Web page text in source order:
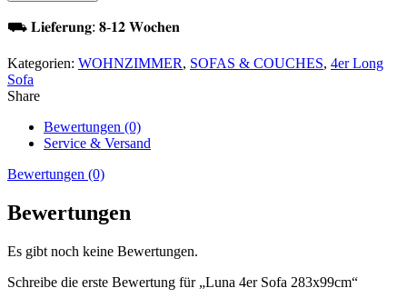
⛟ 𝐋𝐢𝐞𝐟𝐞𝐫𝐮𝐧𝐠: 𝟖-𝟏𝟐 𝐖𝐨𝐜𝐡𝐞𝐧
Kategorien: WOHNZIMMER, SOFAS & COUCHES, 4er Long
Sofa
Share
Bewertungen (0)
Service & Versand
Bewertungen (0)
Bewertungen
Es gibt noch keine Bewertungen.
Schreibe die erste Bewertung für „Luna 4er Sofa 283x99cm“